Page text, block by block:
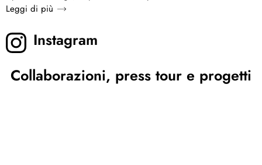
Leggi di più
Instagram
Collaborazioni, press tour e progetti